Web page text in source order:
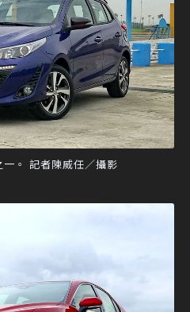
。 記者陳威任／攝影